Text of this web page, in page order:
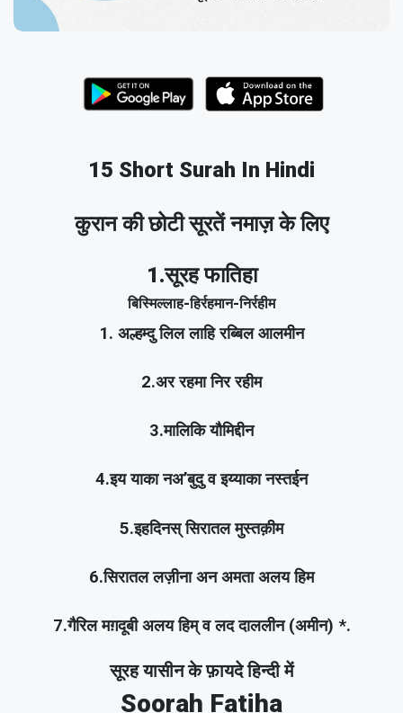
15 Short Surah In Hindi
कुरान की छोटी सूरतें नमाज़ के लिए
1.सूरह फातिहा
बिस्मिल्लाह-हिर्रहमान-निर्रहीम
1. अल्हम्दु लिल लाहि रब्बिल आलमीन
2.अर रहमा निर रहीम
3.मालिकि यौमिद्दीन
4.इय याका नअ’बुदु व इय्याका नस्तईन
5.इहदिनस् सिरातल मुस्तक़ीम
6.सिरातल लज़ीना अन अमता अलय हिम
7.गैरिल मग़दूबी अलय हिम् व लद दाललीन (अमीन) *.
सूरह यासीन के फ़ायदे हिन्दी में
Soorah Fatiha